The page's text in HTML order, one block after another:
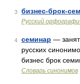
3 бизнес-брок-
Русский
4 семинар —
русских
бизнес брок
Словарь синонимов